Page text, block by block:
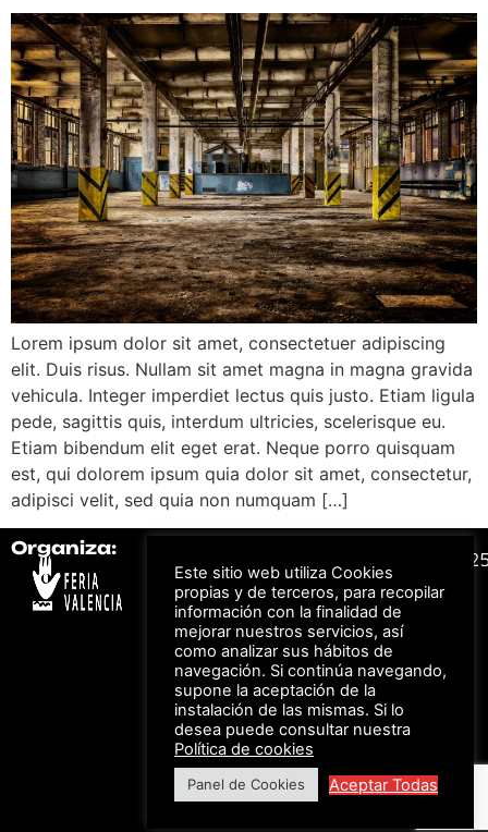
Lorem ipsum dolor sit amet, consectetuer adipiscing
elit. Duis risus. Nullam sit amet magna in magna gravida
vehicula. Integer imperdiet lectus quis justo. Etiam ligula
pede, sagittis quis, interdum ultricies, scelerisque eu.
Etiam bibendum elit eget erat. Neque porro quisquam
est, qui dolorem ipsum quia dolor sit amet, consectetur,
adipisci velit, sed quia non numquam […]
Organiza:
Bonos descuento para
los viajes a ferias
organizadas por Feria
Valencia al obtener tu
entrada
Descuento en tarifas
de hotel durante
ferias organizadas
por Feria Valencia
Aviso Legal –
de Privacidad
© Feria Valencia, todos
los derechos reservados
Este sitio web utiliza Cookies
propias y de terceros, para recopilar
información con la finalidad de
mejorar nuestros servicios, así
como analizar sus hábitos de
navegación. Si continúa navegando,
supone la aceptación de la
instalación de las mismas. Si lo
desea puede consultar nuestra
Política de cookies
Panel de Cookies Aceptar Todas